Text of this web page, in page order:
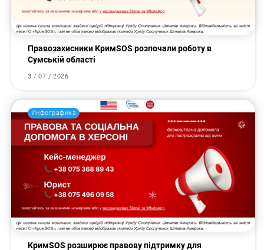
Правозахисники КримSOS розпочали роботу в
Сумській області
3 / 07 / 2026
Инфографика
КримSOS розширює правову підтримку для